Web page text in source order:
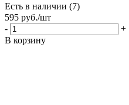
Есть в наличии (7)
595 руб./шт
-
+
В корзину